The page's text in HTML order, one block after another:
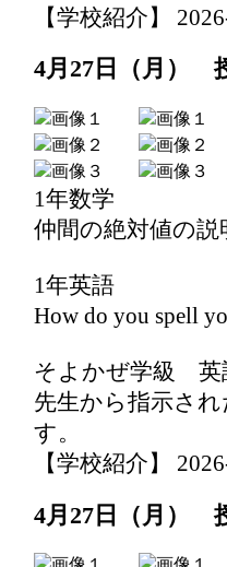
【学校紹介】
4月27日（月）
1年数学
仲間の絶対値の
1年英語
How do you spell
そよかぜ学級 英
先生から指示さ
す。
【学校紹介】
4月27日（月）